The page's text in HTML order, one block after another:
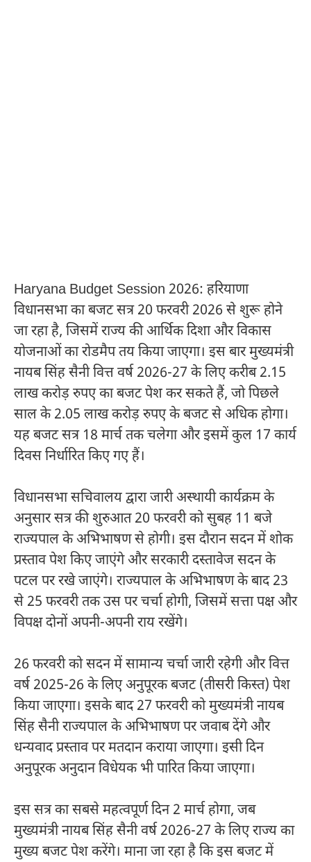
Haryana Budget Session 2026: हरियाणा
विधानसभा का बजट सत्र 20 फरवरी 2026 से शुरू होने
जा रहा है, जिसमें राज्य की आर्थिक दिशा और विकास
योजनाओं का रोडमैप तय किया जाएगा। इस बार मुख्यमंत्री
नायब सिंह सैनीवित्त वर्ष 2026-27 के लिए करीब 2.15
लाख करोड़ रुपए का बजट पेश कर सकते हैं, जो पिछले
साल के 2.05 लाख करोड़ रुपए के बजट से अधिक होगा।
यह बजट सत्र 18 मार्च तक चलेगा और इसमें कुल 17 कार्य
दिवस निर्धारित किए गए हैं।
विधानसभा सचिवालय द्वारा जारी अस्थायी कार्यक्रम के
अनुसार सत्र की शुरुआत 20 फरवरी को सुबह 11 बजे
राज्यपाल के अभिभाषण से होगी। इस दौरान सदन में शोक
प्रस्ताव पेश किए जाएंगे और सरकारी दस्तावेज सदन के
पटल पर रखे जाएंगे। राज्यपाल के अभिभाषण के बाद 23
से 25 फरवरी तक उस पर चर्चा होगी, जिसमें सत्ता पक्ष और
विपक्ष दोनों अपनी-अपनी राय रखेंगे।
26 फरवरी को सदन में सामान्य चर्चा जारी रहेगी और वित्त
वर्ष 2025-26 के लिए अनुपूरक बजट (तीसरी किस्त) पेश
किया जाएगा। इसके बाद 27 फरवरी को मुख्यमंत्री नायब
सिंह सैनी राज्यपाल के अभिभाषण पर जवाब देंगे और
धन्यवाद प्रस्ताव पर मतदान कराया जाएगा। इसी दिन
अनुपूरक अनुदान विधेयक भी पारित किया जाएगा।
इस सत्र का सबसे महत्वपूर्ण दिन 2 मार्च होगा, जब
मुख्यमंत्री नायब सिंह सैनी वर्ष 2026-27 के लिए राज्य का
मुख्य बजट पेश करेंगे। माना जा रहा है कि इस बजट में